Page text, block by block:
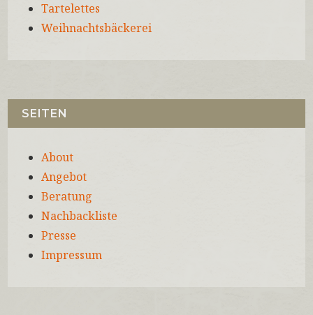
Tartelettes
Weihnachtsbäckerei
SEITEN
About
Angebot
Beratung
Nachbackliste
Presse
Impressum